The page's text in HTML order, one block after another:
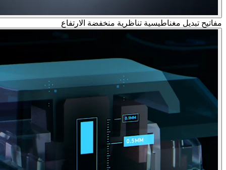
مفاتيح تبديل مغناطيسية تناظرية منخفضة الارتفاع